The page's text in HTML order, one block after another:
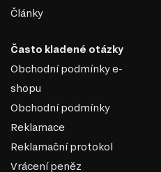
Články
Často kladené otázky
Obchodní podmínky e-
shopu
Obchodní podmínky
Reklamace
Reklamační protokol
Vrácení peněz